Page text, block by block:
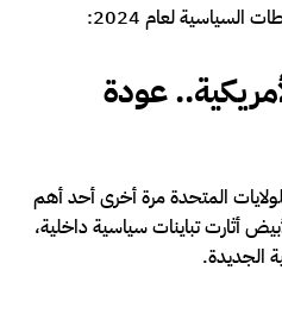
لعام 2024:
عودة
المتحدة مرة أخرى أحد أهم
أثارت تباينات سياسية داخلية،
الجديدة.